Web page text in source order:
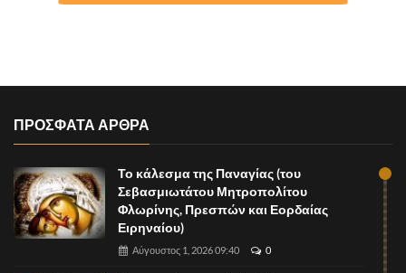
ΠΡΟΣΦΑΤΑ ΑΡΘΡΑ
Το κάλεσμα της Παναγίας (του
Σεβασμιωτάτου Μητροπολίτου
Φλωρίνης, Πρεσπών και Εορδαίας
Ειρηναίου)
Αύγουστος 1, 2026 09:40 0